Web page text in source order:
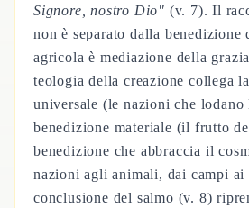
Signore, nostro Dio" (v. 7). Il
non è separato dalla
agricola è mediazione della
teologia della creazione collega
universale (le nazioni che lodano
benedizione materiale (il frutto
benedizione che abbraccia il
nazioni agli animali, dai campi ai
conclusione del salmo (v. 8)